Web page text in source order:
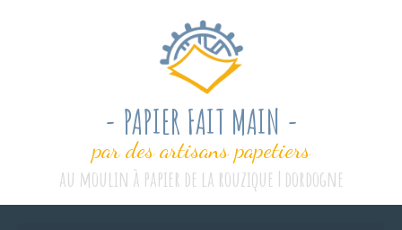
- PAPIER FAIT MAIN -
par des artisans papetiers
au moulin à papier de la rouzique | dordogne